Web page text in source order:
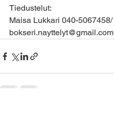
Tiedustelut:
Maisa Lukkari 040-5067458/
bokseri.nayttelyt@gmail.com